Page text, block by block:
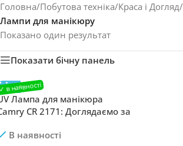
Головна/Побутова техніка/Краса і Догляд/
Лампи для манікюру
Показано один результат
Показати бічну панель
Лампа для манікюра
CR 2171: Доглядаємо за
Camry
В наявності